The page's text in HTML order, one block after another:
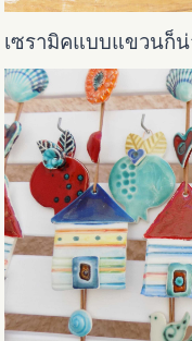
เซรามิคแบบแขวนก็